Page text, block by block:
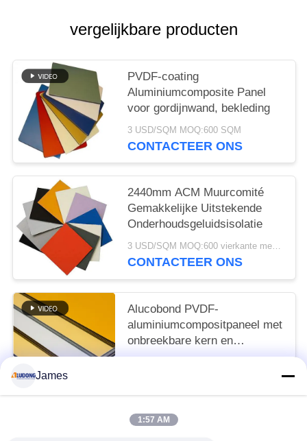
vergelijkbare producten
PVDF-coating
Aluminiumcomposite Panel
voor gordijnwand, bekleding
3 USD/SQM MOQ:600 SQM
CONTACTEER ONS
2440mm ACM Muurcomité
Gemakkelijke Uitstekende
Onderhoudsgeluidsisolatie
3 USD/SQM MOQ:600 vierkante meters
CONTACTEER ONS
Alucobond PVDF-
aluminiumcompositpaneel met
onbreekbare kern en
glanzende oppervlakte
James
1:57 AM